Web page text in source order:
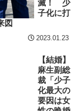
気で潰しにきてる」
の新オーディショ
んまジャニーズ”とフ
by livedoor 相
滅！ 少
子化に打
図
2023.01.23
【結婚】
麻生副総
裁「少子
化最大の
要因は女